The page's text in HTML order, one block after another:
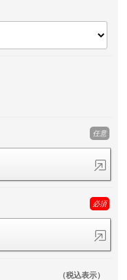
任意
必須
（税込表示）